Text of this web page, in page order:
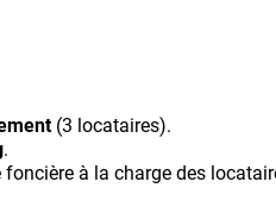
(3 locataires).
.
à la charge des